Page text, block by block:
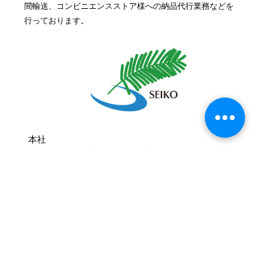
休日ゴルフに行ってきま
間輸送、コンビニエンスストア様への納品代行業務などを
行っております。
本社